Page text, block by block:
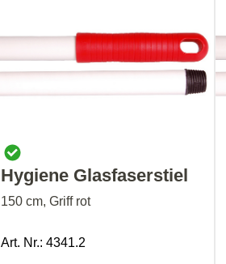
Hygiene Glasfaserstiel
150 cm, Griff rot
Art. Nr.: 4341.2